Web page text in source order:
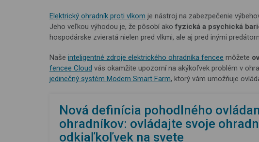
Elektrický ohradník proti vlkom je nástroj na zabezpečenie
Jeho veľkou výhodou je, že pôsobí ako fyzická a psychická
hospodárske zvieratá nielen pred vlkmi, ale aj pred inými
Naše inteligentné zdroje elektrického ohradníka fencee môžete
fencee Cloud vás okamžite upozorní na akýkoľvek problém v
jedinečný systém Modern Smart Farm, ktorý vám umožňuje
Nová definícia pohodlného
ohradníkov: ovládajte svoje
odkiaľkoľvek na svete